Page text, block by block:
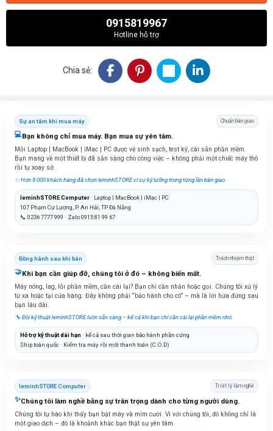
0915819967
Hotline hỗ trợ
Chia sẻ:
Sự an tâm khi mua máy Chuẩn bàn giao
💻Bạn không chỉ mua máy. Bạn mua sự yên tâm.
Mỗi Laptop | MacBook | iMac | PC được vệ sinh sạch, test kỹ, cài sẵn phần mềm.
Bạn mang về một thiết bị đã sẵn sàng cho công việc – không phải một chiếc máy thô
rồi tự xoay sở.
✨ Hơn 9.000 khách hàng đã chọn leminhSTORE vì sự kỹ lưỡng trong từng lần bàn giao.
leminhSTORE Computer· Laptop | MacBook | iMac | PC
107 Phạm Cự Lượng, P. An Hải, TP Đà Nẵng
📞 0236 7777 999 · Zalo 0915 81 99 67
Đồng hành sau khi bán Trách nhiệm thật
🤝Khi bạn cần giúp đỡ, chúng tôi ở đó – không biến mất.
Máy nóng, lag, lỗi phần mềm, cần cài lại? Bạn chỉ cần nhắn hoặc gọi. Chúng tôi xử lý
từ xa hoặc tại cửa hàng. Đây không phải “bảo hành cho có” – mà là lời hứa đứng sau
bạn lâu dài.
🔧 Đội kỹ thuật leminhSTORE luôn sẵn sàng – kể cả khi bạn chỉ cần cài lại phần mềm nhỏ.
Hỗ trợ kỹ thuật dài hạn · kể cả sau thời gian bảo hành phần cứng
Ship toàn quốc · Kiểm tra máy rồi mới thanh toán (C.O.D)
leminhSTORE Computer Triết lý làm nghề
✨Chúng tôi làm nghề bằng sự trân trọng dành cho từng người dùng.
Chúng tôi tự hào khi thấy bạn bật máy và mỉm cười. Vì với chúng tôi, đó không chỉ là
một giao dịch – đó là khoảnh khắc bạn thật sự yên tâm.